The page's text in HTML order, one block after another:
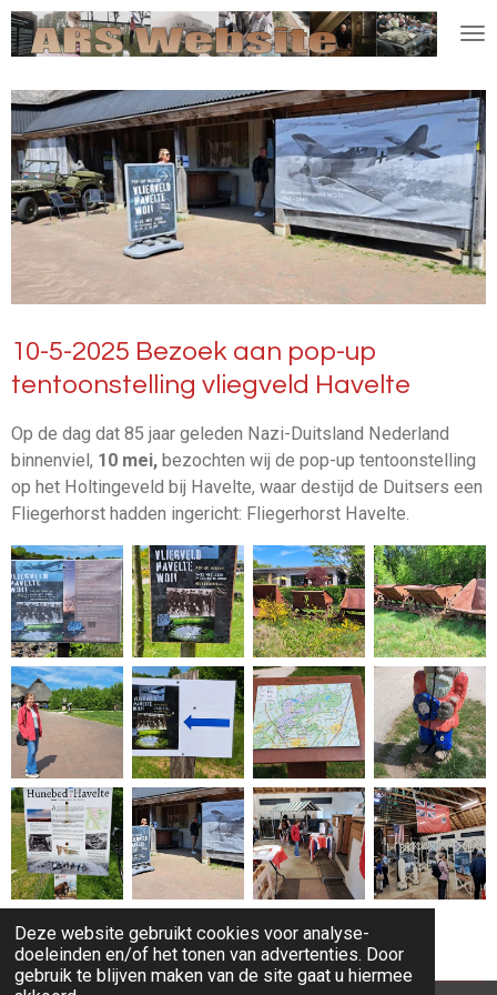
Deze website gebruikt cookies voor analyse-
doeleinden en/of het tonen van advertenties. Door
gebruik te blijven maken van de site gaat u hiermee
Ga
direct
de
hoofdinhoud
10-5-2025 Bezoek aan pop-up
tentoonstelling vliegveld Havelte
Op de dag dat 85 jaar geleden Nazi-Duitsland Nederland
binnenviel, 10 mei, bezochten wij de pop-up tentoonstelling
op het Holtingeveld bij Havelte, waar destijd de Duitsers een
Fliegerhorst hadden ingericht: Fliegerhorst Havelte.
1 2 3 4 5 8